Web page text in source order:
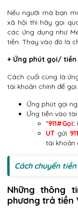
Nếu người mà bạn
xã hội thì hãy gọi
các ứng dụng như
tiền. Thay vào đó là
+ Ứng phút gọi/ tiền
Cách cuối cùng là
tài khoản chính để
Ứng phút gọi
Ứng tiền vào
*911#Gọi:
UTgửi
tài khoản
Cách chuyển
Những thông
phương trả tiền